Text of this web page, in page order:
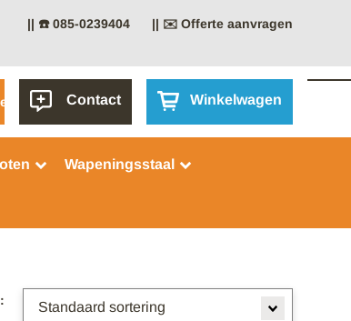
|| ☎️ 085-0239404 || ✉️ Offerte aanvragen
excl. btw Contact Winkelwagen
Wapeningsstaal